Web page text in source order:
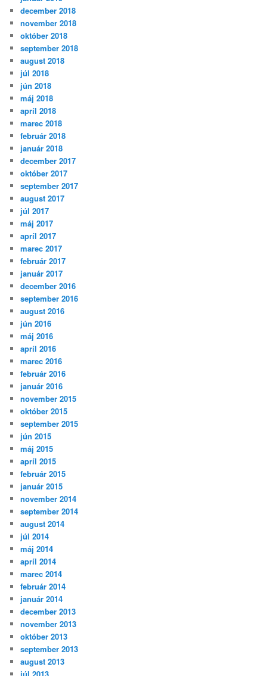
december 2018
november 2018
október 2018
september 2018
august 2018
júl 2018
jún 2018
máj 2018
apríl 2018
marec 2018
február 2018
január 2018
december 2017
október 2017
september 2017
august 2017
júl 2017
máj 2017
apríl 2017
marec 2017
február 2017
január 2017
december 2016
september 2016
august 2016
jún 2016
máj 2016
apríl 2016
marec 2016
február 2016
január 2016
november 2015
október 2015
september 2015
jún 2015
máj 2015
apríl 2015
február 2015
január 2015
november 2014
september 2014
august 2014
júl 2014
máj 2014
apríl 2014
marec 2014
február 2014
január 2014
december 2013
november 2013
október 2013
september 2013
august 2013